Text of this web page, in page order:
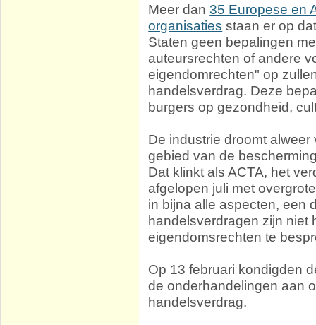
Meer dan35 Europese en
organisaties staan er op
Staten geen bepalingen
auteursrechten of andere
eigendomrechten" op
handelsverdrag. Deze
burgers op gezondheid,
De industrie droomt
gebied van de
Dat klinkt als ACTA, het
afgelopen juli met
in bijna alle aspecten, een
handelsverdragen zijn niet
eigendomsrechten te
Op 13 februari kondigden
de onderhandelingen aan
handelsverdrag.